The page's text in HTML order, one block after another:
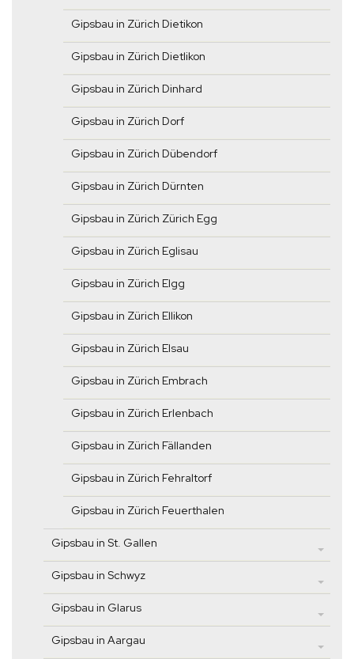
Gipsbau in Zürich Dietikon
Gipsbau in Zürich Dietlikon
Gipsbau in Zürich Dinhard
Gipsbau in Zürich Dorf
Gipsbau in Zürich Dübendorf
Gipsbau in Zürich Dürnten
Gipsbau in Zürich Zürich Egg
Gipsbau in Zürich Eglisau
Gipsbau in Zürich Elgg
Gipsbau in Zürich Ellikon
Gipsbau in Zürich Elsau
Gipsbau in Zürich Embrach
Gipsbau in Zürich Erlenbach
Gipsbau in Zürich Fällanden
Gipsbau in Zürich Fehraltorf
Gipsbau in Zürich Feuerthalen
Gipsbau in St. Gallen
Gipsbau in Schwyz
Gipsbau in Glarus
Gipsbau in Aargau